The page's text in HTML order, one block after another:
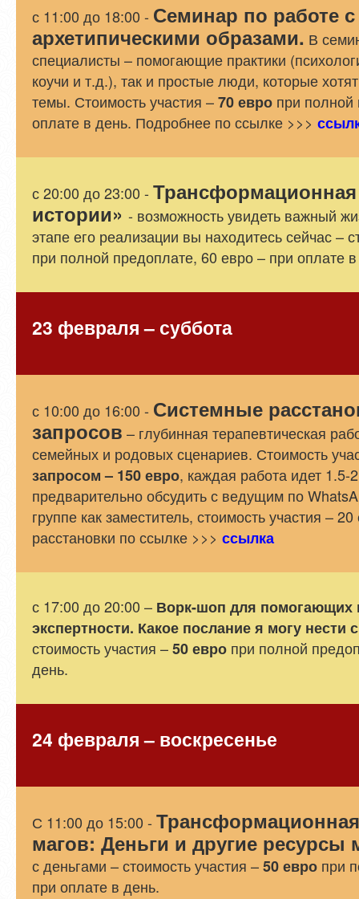
с 11:00 до 18:00 - Семинар по работе
архетипическими образами. В
специалисты – помогающие практики
коучи и т.д.), так и простые люди, которые
темы. Стоимость участия –70 евро при полной
оплате в день. Подробнее по ссылке >>>
с 20:00 до 23:00 -
истории» - возможность увидеть важный
этапе его реализации вы находитесь сейчас –
при полной предоплате, 60 евро – при оплате
23 февраля – суббота
с 10:00 до 16:00 - Системные
запросов – глубинная терапевтическая
семейных и родовых сценариев. Стоимость
запросом – 150 евро, каждая работа идет
предварительно обсудить с ведущим по
группе как заместитель, стоимость участия –
расстановки по ссылке >>>ссылка
с 17:00 до 20:00 – Ворк-шоп для помогающих
экспертности. Какое послание я могу нести
стоимость участия –50 евро при полной
день.
24 февраля – воскресенье
С 11:00 до 15:00 -
магов: Деньги и другие ресурсы
с деньгами – стоимость участия –50 евро при
при оплате в день.